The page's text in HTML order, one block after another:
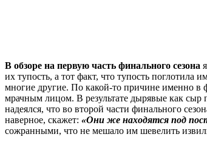
В обзоре на первую часть финального сезона
их тупость, а тот факт, что тупость поглотила
многие другие. По какой-то причине именно в
мрачным лицом. В результате дырявые как
надеялся, что во второй части финального
наверное, скажет: «Они же находятся под
сожранными, что не мешало им шевелить